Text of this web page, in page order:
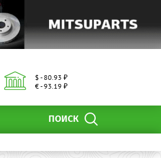
$ - 80.93 ₽
€ - 93.19 ₽
ПОИСК